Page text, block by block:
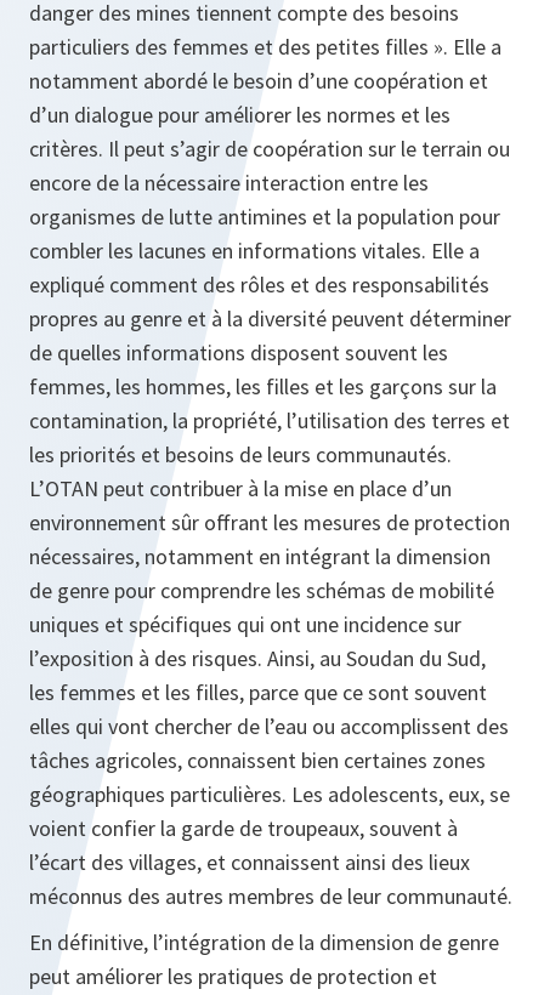
danger des mines tiennent compte des besoins
particuliers des femmes et des petites filles ». Elle a
notamment abordé le besoin d’une coopération et
d’un dialogue pour améliorer les normes et les
critères. Il peut s’agir de coopération sur le terrain ou
encore de la nécessaire interaction entre les
organismes de lutte antimines et la population pour
combler les lacunes en informations vitales. Elle a
expliqué comment des rôles et des responsabilités
propres au genre et à la diversité peuvent déterminer
de quelles informations disposent souvent les
femmes, les hommes, les filles et les garçons sur la
contamination, la propriété, l’utilisation des terres et
les priorités et besoins de leurs communautés.
L’OTAN peut contribuer à la mise en place d’un
environnement sûr offrant les mesures de protection
nécessaires, notamment en intégrant la dimension
de genre pour comprendre les schémas de mobilité
uniques et spécifiques qui ont une incidence sur
l’exposition à des risques. Ainsi, au Soudan du Sud,
les femmes et les filles, parce que ce sont souvent
elles qui vont chercher de l’eau ou accomplissent des
tâches agricoles, connaissent bien certaines zones
géographiques particulières. Les adolescents, eux, se
voient confier la garde de troupeaux, souvent à
l’écart des villages, et connaissent ainsi des lieux
méconnus des autres membres de leur communauté.
En définitive, l’intégration de la dimension de genre
peut améliorer les pratiques de protection et